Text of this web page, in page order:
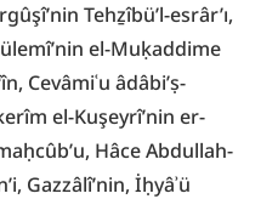
Tehẕîbü’l-esrâr’ı,
el-Muḳaddime
Cevâmiʿu âdâbi’ṣ-
el-Kuşeyrî’nin er-
Hâce Abdullah-
Gazzâlî’nin, İḥyâʾü